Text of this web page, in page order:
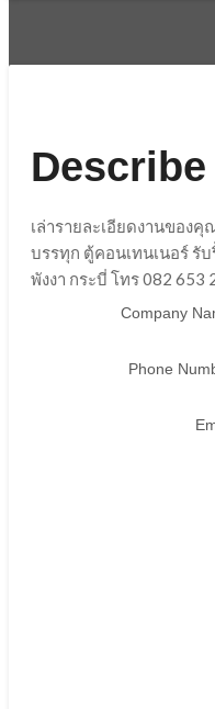
เล่ารายละเอียดงานของ
บรรทุก ตู้คอนเทนเนอร์ รั
พังงา กระบี่ โทร 082 653
Company
Phone